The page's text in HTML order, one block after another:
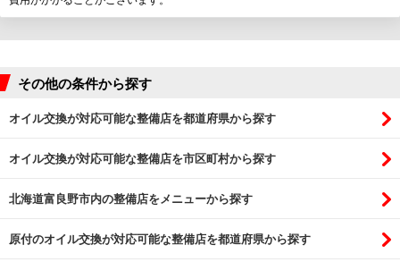
その他の条件から探す
オイル交換が対応可能な整備店を都道府県から探す
オイル交換が対応可能な整備店を市区町村から探す
北海道富良野市内の整備店をメニューから探す
原付のオイル交換が対応可能な整備店を都道府県から探す